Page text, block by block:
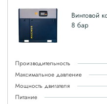
Винтовой
8 бар
Производительность
Максимальное давление
Мощность двигателя
Питание